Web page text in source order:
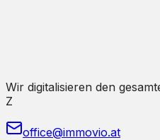
Wir digitalisieren den
Z
office@immovio.at